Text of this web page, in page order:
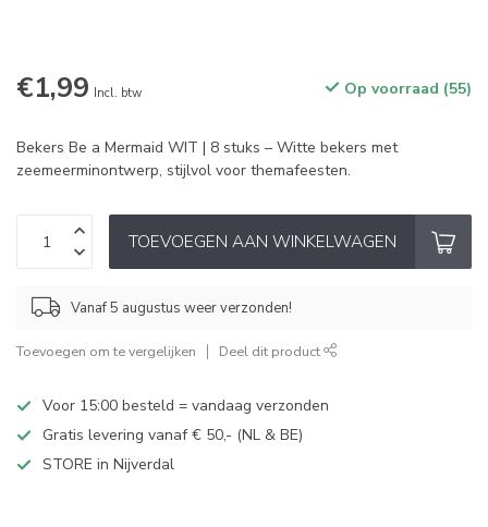
€1,99 Incl. btw Op voorraad (55)
Bekers Be a Mermaid WIT | 8 stuks – Witte bekers met
zeemeerminontwerp, stijlvol voor themafeesten.
TOEVOEGEN AAN WINKELWAGEN
Vanaf 5 augustus weer verzonden!
Toevoegen om te vergelijken Deel dit product
Voor 15:00 besteld = vandaag verzonden
Gratis levering vanaf € 50,- (NL & BE)
STORE in Nijverdal